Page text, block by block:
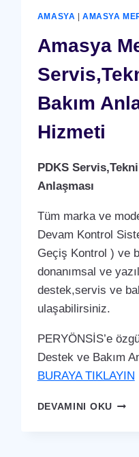
AMASYA |AMASYA
Amasya
Bakım
Hizmeti
PDKS
Anlaşması
Tüm marka ve
Devam Kontrol
Geçiş Kontrol ) ve
donanımsal ve
destek,servis ve
ulaşabilirsiniz.
PERYÖNSİS’e
Destek ve Bakım
BURAYA TIKLAYIN
DEVAMINI OKU